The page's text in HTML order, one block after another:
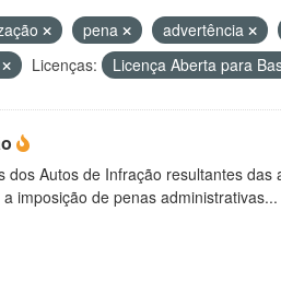
pena advertência
Licenças: Licença Aberta para
dos Autos de Infração resultantes
imposição de penas administrativas...